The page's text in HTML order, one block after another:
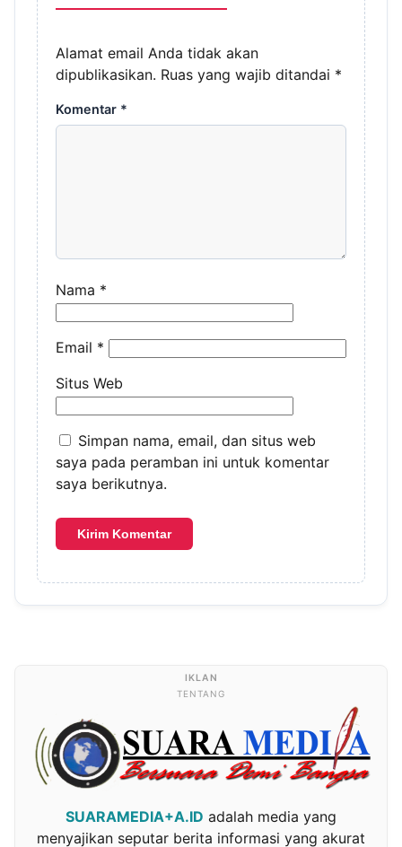
Alamat email Anda tidak akan
dipublikasikan. Ruas yang wajib ditandai *
Komentar *
Nama *
Email *
Situs Web
Simpan nama, email, dan situs web
saya pada peramban ini untuk komentar
saya berikutnya.
TENTANG
SUARAMEDIA+A.ID adalah media yang
menyajikan seputar berita informasi yang akurat